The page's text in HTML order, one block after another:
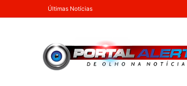
Últimas Notícias